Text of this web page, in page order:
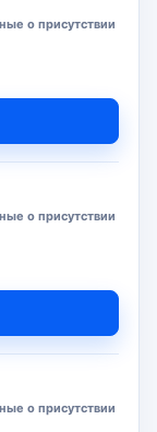
о присутствии
о присутствии
о присутствии